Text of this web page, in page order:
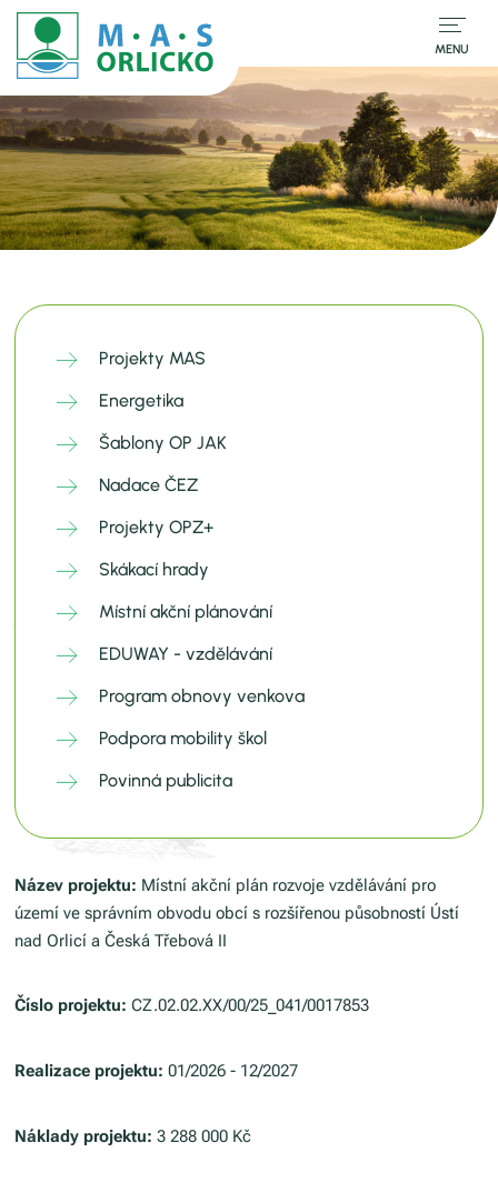
MENU
Projekty MAS
Energetika
Šablony OP JAK
Nadace ČEZ
Projekty OPZ+
Skákací hrady
Místní akční plánování
EDUWAY - vzdělávání
Program obnovy venkova
Podpora mobility škol
Povinná publicita
Název projektu: Místní akční plán rozvoje vzdělávání pro
území ve správním obvodu obcí s rozšířenou působností Ústí
nad Orlicí a Česká Třebová II
Číslo projektu:CZ.02.02.XX/00/25_041/0017853
Realizace projektu:01/2026 - 12/2027
Náklady projektu:3 288 000 Kč